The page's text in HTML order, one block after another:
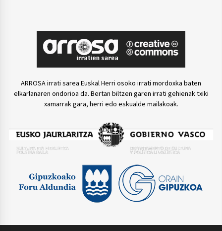
ARROSA irrati sarea Euskal Herri osoko irrati mordoxka baten
elkarlanaren ondorioa da. Bertan biltzen garen irrati gehienak txiki
xamarrak gara, herri edo eskualde mailakoak.